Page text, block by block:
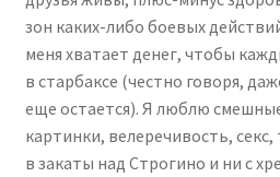
зон каких-либо боевых
меня хватает денег, чтобы
в старбаксе (честно говоря,
еще остается). Я люблю
картинки, велеречивость,
в закаты над Строгино и ни с